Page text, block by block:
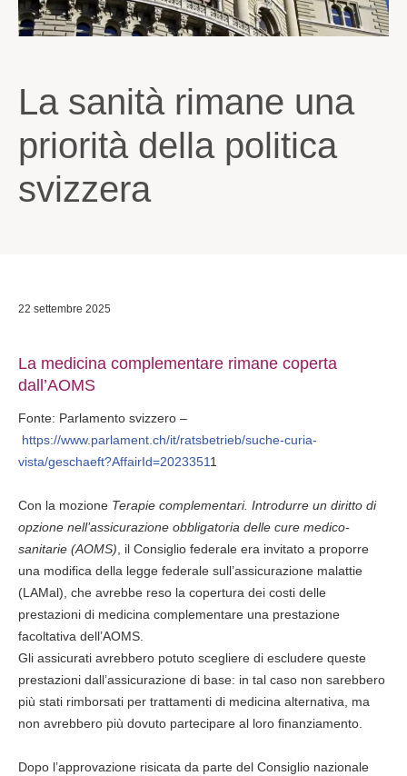
La sanità rimane una
priorità della politica
svizzera
22 settembre 2025
La medicina complementare rimane coperta
dall’AOMS
Fonte: Parlamento svizzero –
https://www.parlament.ch/it/ratsbetrieb/suche-curia-
vista/geschaeft?AffairId=20233511
Con la mozione Terapie complementari. Introdurre un diritto di
opzione nell’assicurazione obbligatoria delle cure medico-
sanitarie (AOMS) , il Consiglio federale era invitato a proporre
una modifica della legge federale sull’assicurazione malattie
(LAMal), che avrebbe reso la copertura dei costi delle
prestazioni di medicina complementare una prestazione
facoltativa dell’AOMS.
Gli assicurati avrebbero potuto scegliere di escludere queste
prestazioni dall’assicurazione di base: in tal caso non sarebbero
più stati rimborsati per trattamenti di medicina alternativa, ma
non avrebbero più dovuto partecipare al loro finanziamento.
Dopo l’approvazione risicata da parte del Consiglio nazionale